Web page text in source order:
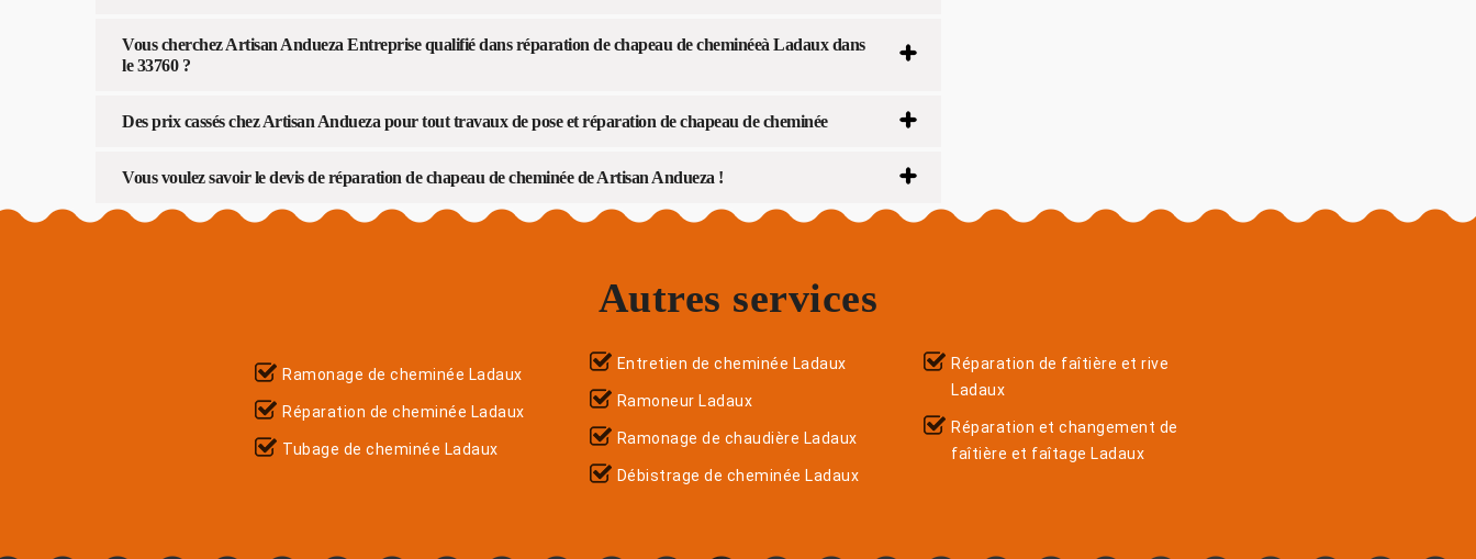
Vous cherchez Artisan Andueza Entreprise qualifié dans réparation de chapeau de cheminéeà Ladaux dans
le 33760 ?
Des prix cassés chez Artisan Andueza pour tout travaux de pose et réparation de chapeau de cheminée
Vous voulez savoir le devis de réparation de chapeau de cheminée de Artisan Andueza !
Autres services
Ramonage de cheminée Ladaux
Réparation de cheminée Ladaux
Tubage de cheminée Ladaux
Entretien de cheminée Ladaux
Ramoneur Ladaux
Ramonage de chaudière Ladaux
Débistrage de cheminée Ladaux
Réparation de faîtière et rive
Ladaux
Réparation et changement de
faîtière et faîtage Ladaux